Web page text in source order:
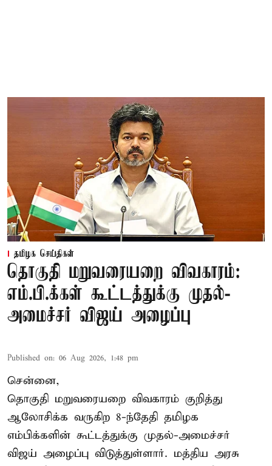
தமிழக செய்திகள்
தொகுதி மறுவரையறை விவகாரம்:
எம்.பி.க்கள் கூட்டத்துக்கு முதல்-
அமைச்சர் விஜய் அழைப்பு
Published on: 06 Aug 2026, 1:48 pm
சென்னை,
தொகுதி மறுவரையறை விவகாரம் குறித்து
ஆலோசிக்க வருகிற 8-ந்தேதி தமிழக
எம்பிக்களின் கூட்டத்துக்கு முதல்-அமைச்சர்
விஜய் அழைப்பு விடுத்துள்ளார். மத்திய அரசு